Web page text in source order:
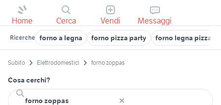
Home Cerca Vendi Messaggi
Ricerche forno a legna forno pizza party forno legna pizza
Subito Elettrodomestici forno zoppas
Cosa cerchi?